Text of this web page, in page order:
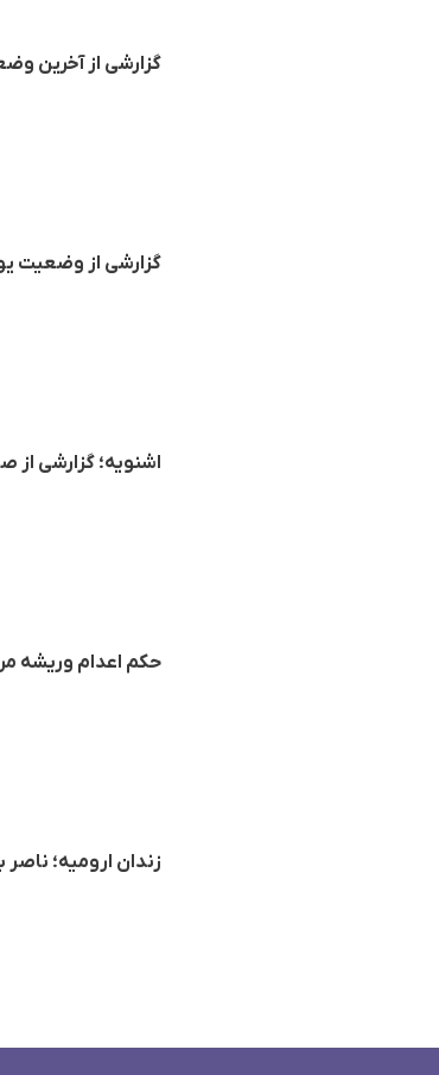
گزارشی از آخرین
گزارشی از وضعیت
اشنویە؛ گزارشی
حکم اعدام وریشه
زندان ارومیه؛